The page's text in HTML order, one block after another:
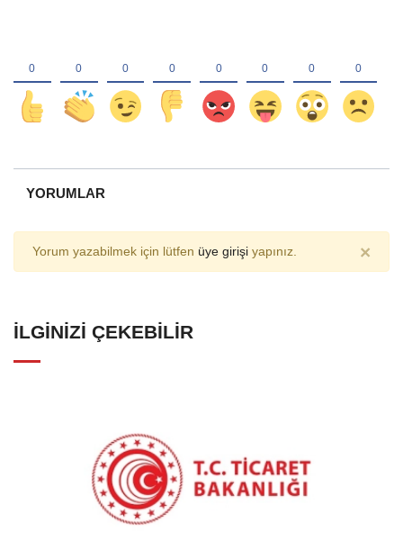
YORUMLAR
Yorum yazabilmek için lütfen üye girişi yapınız. ×
İLGINIZI ÇEKEBILIR